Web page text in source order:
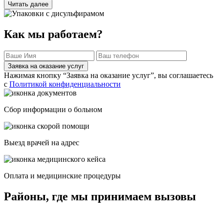
Читать далее
Как мы работаем?
Заявка на оказание услуг
Нажимая кнопку “Заявка на оказание услуг”, вы соглашаетесь
с Политикой конфиденциальности
Сбор информации о больном
Выезд врачей на адрес
Оплата и медицинские процедуры
Районы, где мы принимаем вызовы